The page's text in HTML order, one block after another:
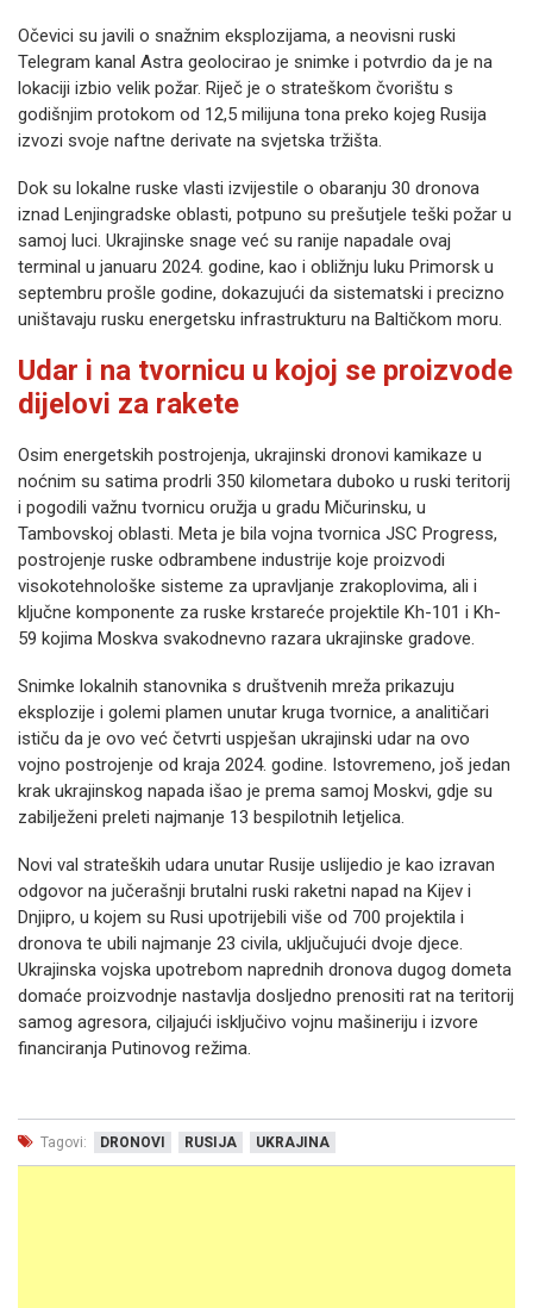
Očevici su javili o snažnim eksplozijama, a neovisni ruski
Telegram kanal Astra geolocirao je snimke i potvrdio da je na
lokaciji izbio velik požar. Riječ je o strateškom čvorištu s
godišnjim protokom od 12,5 milijuna tona preko kojeg Rusija
izvozi svoje naftne derivate na svjetska tržišta.
Dok su lokalne ruske vlasti izvijestile o obaranju 30 dronova
iznad Lenjingradske oblasti, potpuno su prešutjele teški požar u
samoj luci. Ukrajinske snage već su ranije napadale ovaj
terminal u januaru 2024. godine, kao i obližnju luku Primorsk u
septembru prošle godine, dokazujući da sistematski i precizno
uništavaju rusku energetsku infrastrukturu na Baltičkom moru.
Udar i na tvornicu u kojoj se proizvode
dijelovi za rakete
Osim energetskih postrojenja, ukrajinski dronovi kamikaze u
noćnim su satima prodrli 350 kilometara duboko u ruski teritorij
i pogodili važnu tvornicu oružja u gradu Mičurinsku, u
Tambovskoj oblasti. Meta je bila vojna tvornica JSC Progress,
postrojenje ruske odbrambene industrije koje proizvodi
visokotehnološke sisteme za upravljanje zrakoplovima, ali i
ključne komponente za ruske krstareće projektile Kh-101 i Kh-
59 kojima Moskva svakodnevno razara ukrajinske gradove.
Snimke lokalnih stanovnika s društvenih mreža prikazuju
eksplozije i golemi plamen unutar kruga tvornice, a analitičari
ističu da je ovo već četvrti uspješan ukrajinski udar na ovo
vojno postrojenje od kraja 2024. godine. Istovremeno, još jedan
krak ukrajinskog napada išao je prema samoj Moskvi, gdje su
zabilježeni preleti najmanje 13 bespilotnih letjelica.
Novi val strateških udara unutar Rusije uslijedio je kao izravan
odgovor na jučerašnji brutalni ruski raketni napad na Kijev i
Dnjipro, u kojem su Rusi upotrijebili više od 700 projektila i
dronova te ubili najmanje 23 civila, uključujući dvoje djece.
Ukrajinska vojska upotrebom naprednih dronova dugog dometa
domaće proizvodnje nastavlja dosljedno prenositi rat na teritorij
samog agresora, ciljajući isključivo vojnu mašineriju i izvore
financiranja Putinovog režima.
Tagovi: DRONOVI RUSIJA UKRAJINA